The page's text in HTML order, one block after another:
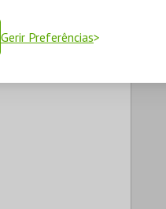
Gerir Preferências